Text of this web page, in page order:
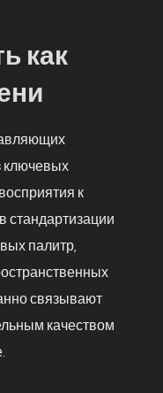
как
ключевых
к
стандартизации
палитр,
связывают
качеством